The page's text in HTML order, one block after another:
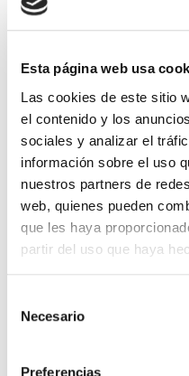
Esta página web usa
Las cookies de este sitio
el contenido y los
sociales y analizar el
información sobre el uso
nuestros partners de
web, quienes pueden
que les haya
partir del uso que haya
Necesario
Preferencias